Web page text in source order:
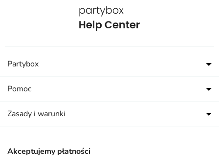
Akceptujemy płatności
Partybox
Pomoc
Zasady i warunki